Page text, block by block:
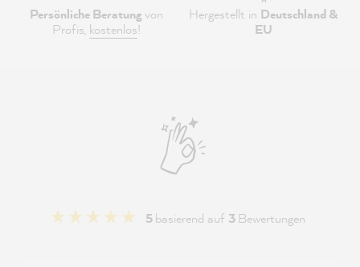
Persönliche Beratungvon
Profis, kostenlos!
Hergestellt in Deutschland &
EU
5basierend auf 3 Bewertungen